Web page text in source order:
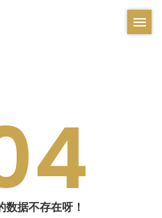
数据不存在呀！